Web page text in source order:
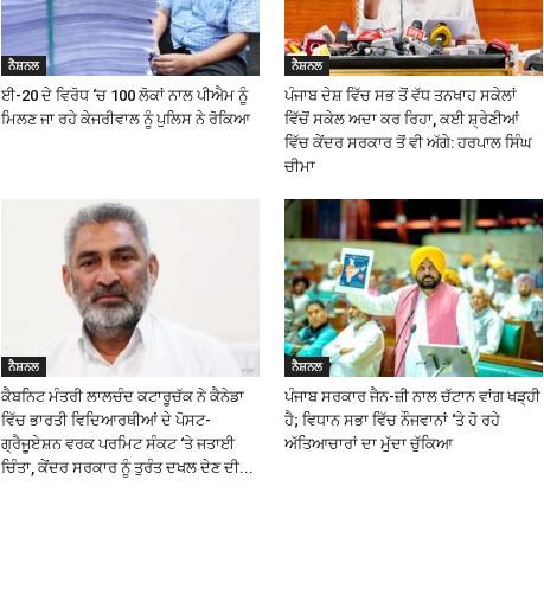
ਨੈਸ਼ਨਲ
ਈ-20 ਦੇ ਵਿਰੋਧ ‘ਚ 100 ਲੋਕਾਂ ਨਾਲ ਪੀਐਮ ਨੂੰ
ਮਿਲਣ ਜਾ ਰਹੇ ਕੇਜਰੀਵਾਲ ਨੂੰ ਪੁਲਿਸ ਨੇ ਰੋਕਿਆ
ਨੈਸ਼ਨਲ
ਪੰਜਾਬ ਦੇਸ਼ ਵਿੱਚ ਸਭ ਤੋਂ ਵੱਧ ਤਨਖਾਹ ਸਕੇਲਾਂ
ਵਿੱਚੋਂ ਸਕੇਲ ਅਦਾ ਕਰ ਰਿਹਾ, ਕਈ ਸ਼੍ਰੇਣੀਆਂ
ਵਿੱਚ ਕੇਂਦਰ ਸਰਕਾਰ ਤੋਂ ਵੀ ਅੱਗੇ: ਹਰਪਾਲ ਸਿੰਘ
ਚੀਮਾ
ਨੈਸ਼ਨਲ
ਕੈਬਨਿਟ ਮੰਤਰੀ ਲਾਲਚੰਦ ਕਟਾਰੂਚੱਕ ਨੇ ਕੈਨੇਡਾ
ਵਿੱਚ ਭਾਰਤੀ ਵਿਦਿਆਰਥੀਆਂ ਦੇ ਪੋਸਟ-
ਗ੍ਰੈਜੂਏਸ਼ਨ ਵਰਕ ਪਰਮਿਟ ਸੰਕਟ ‘ਤੇ ਜਤਾਈ
ਚਿੰਤਾ, ਕੇਂਦਰ ਸਰਕਾਰ ਨੂੰ ਤੁਰੰਤ ਦਖਲ ਦੇਣ ਦੀ...
ਨੈਸ਼ਨਲ
ਪੰਜਾਬ ਸਰਕਾਰ ਜੈਨ-ਜ਼ੀ ਨਾਲ ਚੱਟਾਨ ਵਾਂਗ ਖੜ੍ਹੀ
ਹੈ; ਵਿਧਾਨ ਸਭਾ ਵਿੱਚ ਨੌਜਵਾਨਾਂ ‘ਤੇ ਹੋ ਰਹੇ
ਅੱਤਿਆਚਾਰਾਂ ਦਾ ਮੁੱਦਾ ਚੁੱਕਿਆ